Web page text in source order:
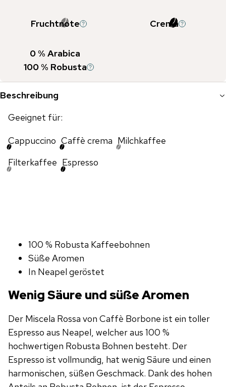
Fruchtnote Crema
0% Arabica
100% Robusta
Beschreibung
Geeignet für:
Cappuccino Caffè crema Milchkaffee
Filterkaffee Espresso
100 % Robusta Kaffeebohnen
Süße Aromen
In Neapel geröstet
Wenig Säure und süße Aromen
Der Miscela Rossa von Caffè Borbone ist ein toller
Espresso aus Neapel, welcher aus 100 %
hochwertigen Robusta Bohnen besteht. Der
Espresso ist vollmundig, hat wenig Säure und einen
harmonischen, süßen Geschmack. Dank des hohen